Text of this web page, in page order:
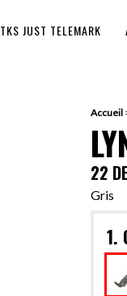
TKS JUST TELEMARK
Accueil
22
Gris
1.